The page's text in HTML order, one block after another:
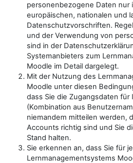
personenbezogene Daten nur
europäischen, nationalen und
Datenschutzvorschriften.
und der Verwendung von
sind in der
Systemanbieters zum
Moodle im Detail dargelegt.
Mit der Nutzung des
Moodle unter diesen
dass Sie die Zugangsdaten für
(Kombination aus
niemandem mitteilen werden,
Accounts richtig sind und Sie
Stand halten.
Sie erkennen an, dass Sie für
Lernmanagementsystems